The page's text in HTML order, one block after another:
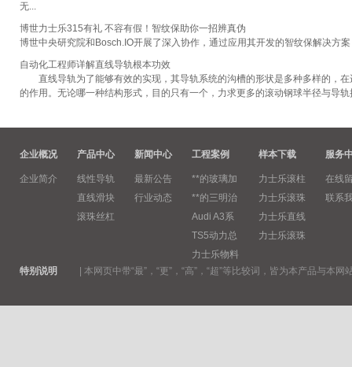
无...
博世力士乐315有礼 不容有假！智纹保助你一招辨真伪
博世中央研究院和Bosch.IO开展了深入协作，通过应用其开发的智纹保解决方
自动化工程师详解直线导轨根本功效
直线导轨为了能够有效的实现，其导轨系统的沟槽的形状是多种多样的，在
的作用。无论哪一种结构形式，目的只有一个，力求更多的滚动钢球半径与导
企业概况
企业简介
产品中心
线性导轨
直线滑块
滚珠丝杠
新闻中心
最新公告
行业动态
工程案例
**的玻璃加
**的三明治
Audi A3系
TS5动力总
力士乐物料
样本下载
力士乐滚柱
力士乐滚珠
力士乐直线
力士乐滚珠
服务
在线
联系
特别说明 本网页中带“最”，“更”，“高”，“超”等比较词，皆为本产品与本网